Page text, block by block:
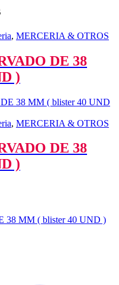
, MERCERIA & OTROS
DE 38
)
, MERCERIA & OTROS
DE 38
)
38 MM ( blister 40 UND )